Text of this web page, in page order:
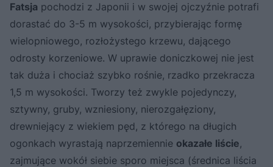
Fatsja pochodzi z Japonii i w swojej ojczyźnie potrafi
dorastać do 3-5 m wysokości, przybierając formę
wielopniowego, rozłożystego krzewu, dającego
odrosty korzeniowe. W uprawie doniczkowej nie jest
tak duża i chociaż szybko rośnie, rzadko przekracza
1,5 m wysokości. Tworzy też zwykle pojedynczy,
sztywny, gruby, wzniesiony, nierozgałęziony,
drewniejący z wiekiem pęd, z którego na długich
ogonkach wyrastają naprzemiennie okazałe liście,
zajmujące wokół siebie sporo miejsca (średnica liścia